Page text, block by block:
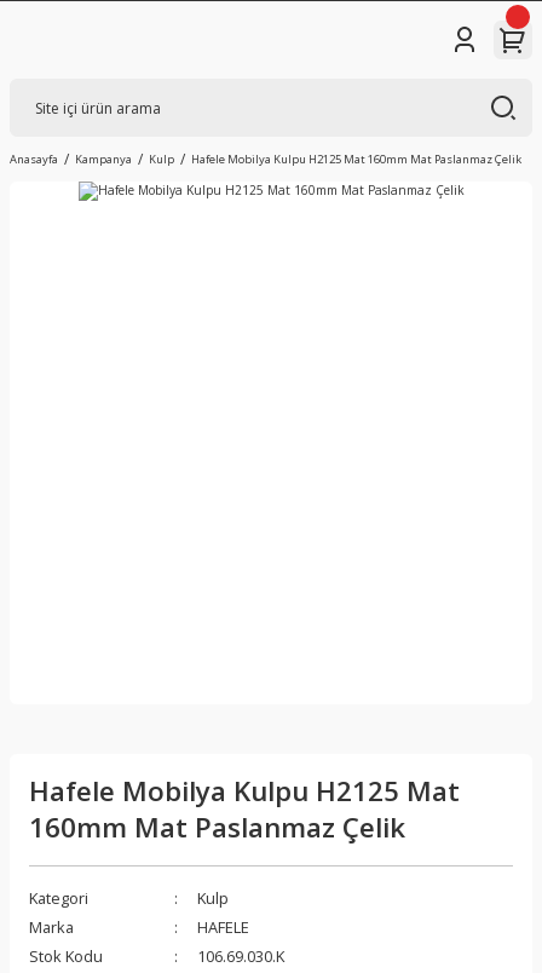
Anasayfa Kampanya Kulp Hafele Mobilya Kulpu H2125 Mat 160mm Mat Paslanmaz Çelik
Hafele Mobilya Kulpu H2125 Mat
160mm Mat Paslanmaz Çelik
Kategori
Kulp
Marka
HAFELE
Stok Kodu
106.69.030.K